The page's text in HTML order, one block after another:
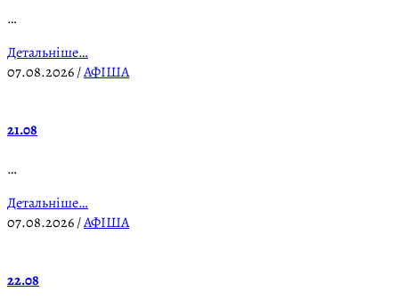
…
Детальніше…
07.08.2026/АФІША
21.08
…
Детальніше…
07.08.2026/АФІША
22.08